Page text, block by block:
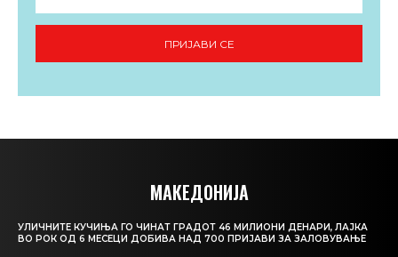
ПРИЈАВИ СЕ
МАКЕДОНИЈА
УЛИЧНИТЕ КУЧИЊА ГО ЧИНАТ ГРАДОТ 46 МИЛИОНИ ДЕНАРИ, ЛАЈКА
ВО РОК ОД 6 МЕСЕЦИ ДОБИВА НАД 700 ПРИЈАВИ ЗА ЗАЛОВУВАЊЕ